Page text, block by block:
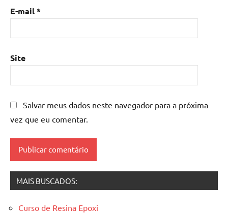
de
epoxi,
mesa
resinada,
madeira
mesas
resinadas
E-mail*
Site
Salvar meus dados neste navegador para a próxima
vez que eu comentar.
MAIS BUSCADOS:
Curso de Resina Epoxi